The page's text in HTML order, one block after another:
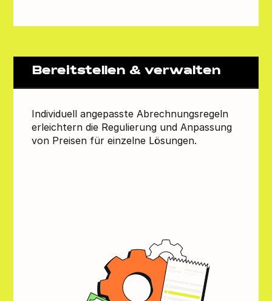
Bereitstellen & verwalten
Individuell angepasste Abrechnungsregeln
erleichtern die Regulierung und Anpassung
von Preisen für einzelne Lösungen.